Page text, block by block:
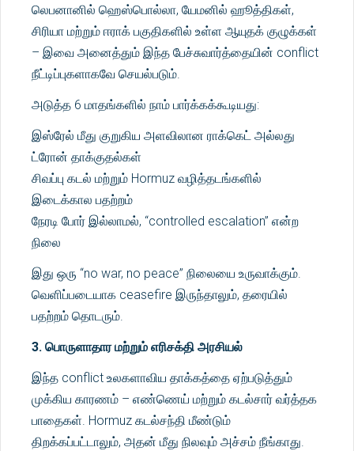
லெபனானில் ஹெஸ்பொல்லா, யேமனில் ஹூத்திகள்,
சிரியா மற்றும் ஈராக் பகுதிகளில் உள்ள ஆயுதக் குழுக்கள்
– இவை அனைத்தும் இந்த பேச்சுவார்த்தையின் conflict
நீட்டிப்புகளாகவே செயல்படும்.
அடுத்த 6 மாதங்களில் நாம் பார்க்கக்கூடியது:
இஸ்ரேல் மீது குறுகிய அளவிலான ராக்கெட் அல்லது
ட்ரோன் தாக்குதல்கள்
சிவப்பு கடல் மற்றும் Hormuz வழித்தடங்களில்
இடைக்கால பதற்றம்
நேரடி போர் இல்லாமல், “controlled escalation” என்ற
நிலை
இது ஒரு “no war, no peace” நிலையை உருவாக்கும்.
வெளிப்படையாக ceasefire இருந்தாலும், தரையில்
பதற்றம் தொடரும்.
3. பொருளாதார மற்றும் எரிசக்தி அரசியல்
இந்த conflict உலகளாவிய தாக்கத்தை ஏற்படுத்தும்
முக்கிய காரணம் – எண்ணெய் மற்றும் கடல்சார் வர்த்தக
பாதைகள். Hormuz கடல்சந்தி மீண்டும்
திறக்கப்பட்டாலும், அதன் மீது நிலவும் அச்சம் நீங்காது.